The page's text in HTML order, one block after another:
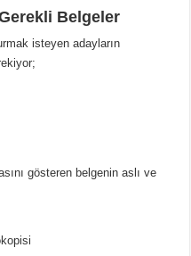
Belgeler
isteyen adayların
gösteren belgenin aslı ve